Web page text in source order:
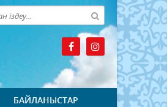
БАЙЛАНЫСТАР